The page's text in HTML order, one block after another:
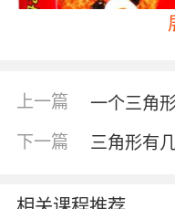
上一篇 一个三角
下一篇 三角形有